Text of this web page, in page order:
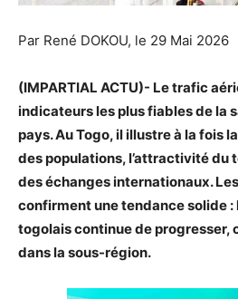
Par René DOKOU, le 29 Mai 2026
(IMPARTIAL ACTU)- Le trafic
indicateurs les plus fiables de la
pays. Au Togo, il illustre à la fois
des populations, l’attractivité du
des échanges internationaux.
confirment une tendance solide :
togolais continue de progresser,
dans la sous-région.